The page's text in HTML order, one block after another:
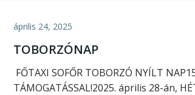
április 24, 2025
TOBORZÓNAP
FŐTAXI SOFŐR TOBORZÓ NYÍLT
TÁMOGATÁSSAL!2025. április 28-án,